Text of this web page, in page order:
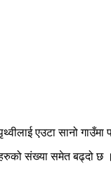
एउटा सानो
संख्या समेत बढ्दो छ